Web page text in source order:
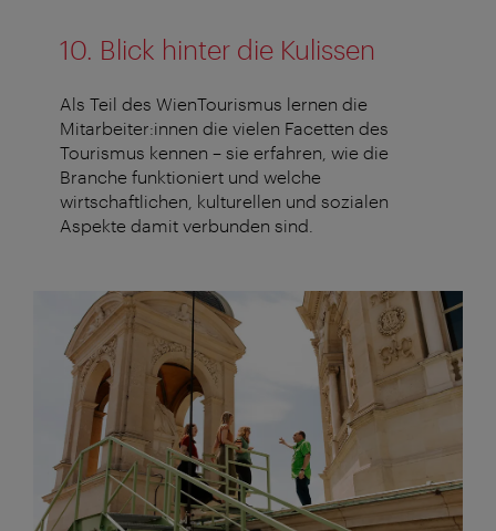
10. Blick hinter die Kulissen
Als Teil des WienTourismus lernen die
Mitarbeiter:innen die vielen Facetten des
Tourismus kennen – sie erfahren, wie die
Branche funktioniert und welche
wirtschaftlichen, kulturellen und sozialen
Aspekte damit verbunden sind.